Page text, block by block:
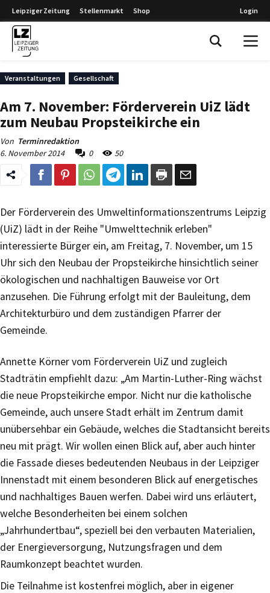
Leipziger Zeitung Stellenmarkt Shop Login
Veranstaltungen Gesellschaft
Am 7. November: Förderverein UiZ lädt
zum Neubau Propsteikirche ein
Von Terminredaktion
6. November 2014
0 50
Der Förderverein des Umweltinformationszentrums Leipzig
(UiZ) lädt in der Reihe "Umwelttechnik erleben"
interessierte Bürger ein, am Freitag, 7. November, um 15
Uhr sich den Neubau der Propsteikirche hinsichtlich seiner
ökologischen und nachhaltigen Bauweise vor Ort
anzusehen. Die Führung erfolgt mit der Bauleitung, dem
Architekturbüro und dem zuständigen Pfarrer der
Gemeinde.
Annette Körner vom Förderverein UiZ und zugleich
Stadträtin empfiehlt dazu: „Am Martin-Luther-Ring wächst
die neue Propsteikirche empor. Nicht nur die katholische
Gemeinde, auch unsere Stadt erhält im Zentrum damit
unübersehbar ein Gebäude, welches die Stadtansicht bereits
neu mit prägt. Wir wollen einen Blick auf, aber auch hinter
die Fassade dieses bedeutenden Neubaus in der Leipziger
Innenstadt mit einem besonderen Blick auf energetisches
und nachhaltiges Bauen werfen. Dabei wird uns erläutert,
welche Besonderheiten bei einem solchen
„Jahrhundertbau“, speziell bei den verbauten Materialien,
der Energieversorgung, Nutzungsfragen und dem
Raumkonzept beachtet wurden.
Die Teilnahme ist kostenfrei möglich, aber in eigener